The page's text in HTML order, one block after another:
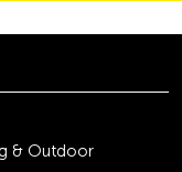
& Outdoor